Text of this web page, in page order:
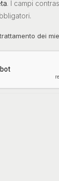
. I campi
dei